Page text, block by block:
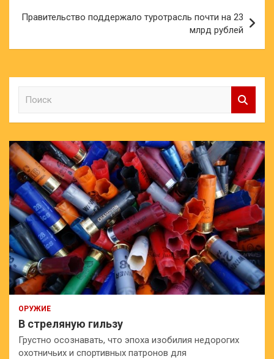
Правительство поддержало туротрасль почти на 23
млрд рублей
к
ОРУЖИЕ
В стреляную гильзу
Грустно осознавать, что эпоха изобилия недорогих
охотничьих и спортивных патронов для